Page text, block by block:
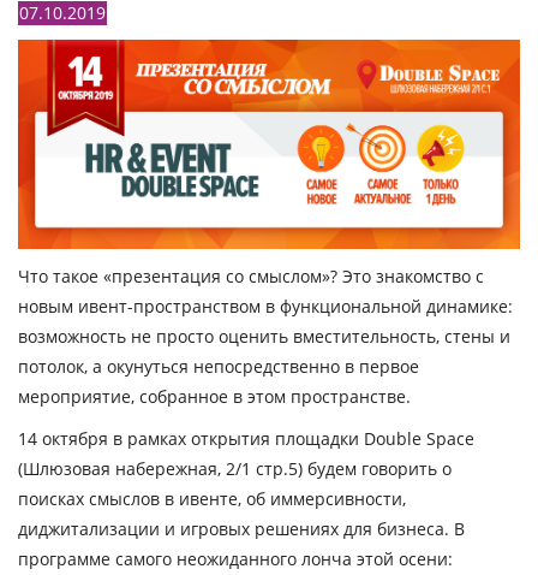
07.10.2019
Что такое «презентация со смыслом»? Это знакомство с
новым ивент-пространством в функциональной динамике:
возможность не просто оценить вместительность, стены и
потолок, а окунуться непосредственно в первое
мероприятие, собранное в этом пространстве.
14 октября в рамках открытия площадки Double Space
(Шлюзовая набережная, 2/1 стр.5) будем говорить о
поисках смыслов в ивенте, об иммерсивности,
диджитализации и игровых решениях для бизнеса. В
программе самого неожиданного лонча этой осени: